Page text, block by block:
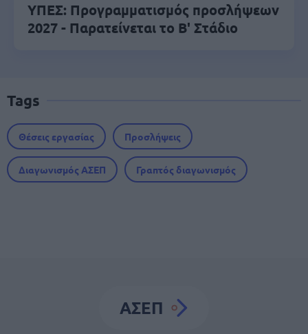
ΥΠΕΣ: Προγραμματισμός προσλήψεων
2027 - Παρατείνεται το Β' Στάδιο
Tags
Θέσεις εργασίας Προσλήψεις
Διαγωνισμός ΑΣΕΠ Γραπτός διαγωνισμός
ΑΣΕΠ